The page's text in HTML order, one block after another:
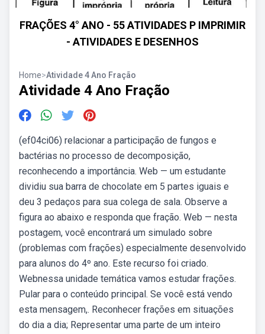
FRAÇÕES 4° ANO - 55 ATIVIDADES P IMPRIMIR
- ATIVIDADES E DESENHOS
Home>Atividade 4 Ano Fração
Atividade 4 Ano Fração
(ef04ci06) relacionar a participação de fungos e
bactérias no processo de decomposição,
reconhecendo a importância. Web — um estudante
dividiu sua barra de chocolate em 5 partes iguais e
deu 3 pedaços para sua colega de sala. Observe a
figura ao abaixo e responda que fração. Web — nesta
postagem, você encontrará um simulado sobre
(problemas com frações) especialmente desenvolvido
para alunos do 4º ano. Este recurso foi criado.
Webnessa unidade temática vamos estudar frações.
Pular para o conteúdo principal. Se você está vendo
esta mensagem,. Reconhecer frações em situações
do dia a dia; Representar uma parte de um inteiro